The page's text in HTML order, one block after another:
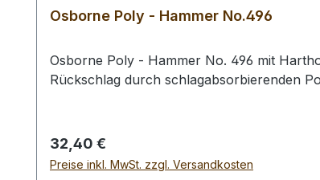
Osborne Poly - Hammer No.496
Osborne Poly - Hammer No. 496 mit
Rückschlag durch schlagabsorbierenden
Regulärer Preis:
32,40 €
Preise inkl. MwSt. zzgl. Versandkosten